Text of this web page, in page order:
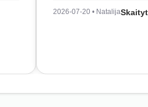
2026-07-20 • Natalija